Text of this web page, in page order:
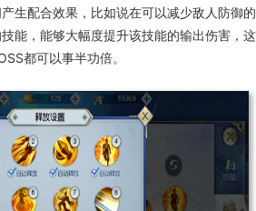
生配合效果，比如说在可以减少敌人防御的
能，能够大幅度提升该技能的输出伤害，这
都可以事半功倍。